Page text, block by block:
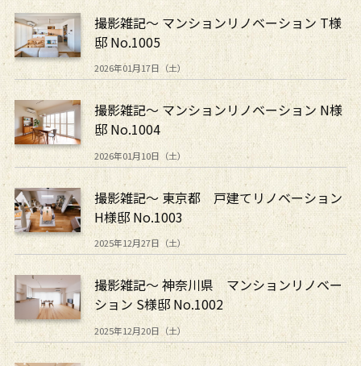
撮影雑記～ マンションリノベーション T様
邸 No.1005
2026年01月17日（土）
撮影雑記～ マンションリノベーション N様
邸 No.1004
2026年01月10日（土）
撮影雑記～ 東京都 戸建てリノベーション
H様邸 No.1003
2025年12月27日（土）
撮影雑記～ 神奈川県 マンションリノベー
ション S様邸 No.1002
2025年12月20日（土）